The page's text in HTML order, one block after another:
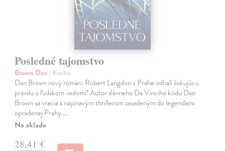
Posledné tajomstvo
Brown Dan | Kniha
Dan Brown nový román: Robert Langdon v Prahe odhalí šokujúcu
pravdu o ľudskom vedomí! Autor slávneho Da Vinciho kódu Dan
Brown sa vracia s napínavým thrillerom zasadeným do legendami
opradenej Prahy.…
Na sklade
28,41 €